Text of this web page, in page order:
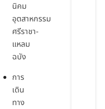
นิคม
อุตสาหกรรม
ศรีราชา-
แหลม
ฉบัง
การ
เดิน
ทาง